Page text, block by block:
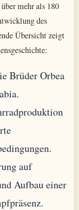
mehr als 180
des
Übersicht zeigt
Brüder Orbea
auf
Aufbau einer